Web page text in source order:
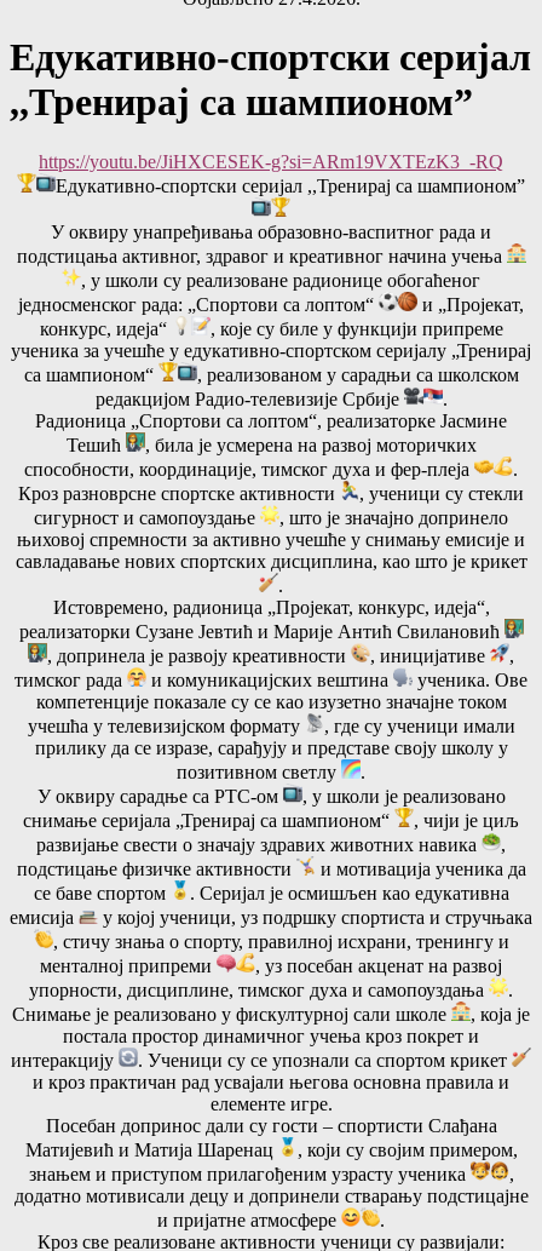
Едукативно-спортски серијал
,,Тренирај са шампионом”
https://youtu.be/JiHXCESEK-g?si=ARm19VXTEzK3_-RQ
Едукативно-спортски серијал ,,Тренирај са шампионом”
У оквиру унапређивања образовно-васпитног рада и
подстицања активног, здравог и креативног начина учења
, у школи су реализоване радионице обогаћеног
једносменског рада: „Спортови са лоптом“
и „Пројекат,
конкурс, идеја“
, које су биле у функцији припреме
ученика за учешће у едукативно-спортском серијалу „Тренирај
са шампионом“
, реализованом у сарадњи са школском
редакцијом Радио-телевизије Србије
.
Радионица „Спортови са лоптом“, реализаторке Јасмине
Тешић
, била је усмерена на развој моторичких
способности, координације, тимског духа и фер-плеја
.
Кроз разноврсне спортске активности
, ученици су стекли
сигурност и самопоуздање
, што је значајно допринело
њиховој спремности за активно учешће у снимању емисије и
савладавање нових спортских дисциплина, као што је крикет
.
Истовремено, радионица „Пројекат, конкурс, идеја“,
реализаторки Сузане Јевтић и Марије Антић Свилановић
, допринела је развоју креативности
, иницијативе
,
тимског рада
и комуникацијских вештина
ученика. Ове
компетенције показале су се као изузетно значајне током
учешћа у телевизијском формату
, где су ученици имали
прилику да се изразе, сарађују и представе своју школу у
позитивном светлу
.
У оквиру сарадње са РТС-ом
, у школи је реализовано
снимање серијала „Тренирај са шампионом“
, чији је циљ
развијање свести о значају здравих животних навика
,
подстицање физичке активности
и мотивација ученика да
се баве спортом
. Серијал је осмишљен као едукативна
емисија
у којој ученици, уз подршку спортиста и стручњака
, стичу знања о спорту, правилној исхрани, тренингу и
менталној припреми
, уз посебан акценат на развој
упорности, дисциплине, тимског духа и самопоуздања
.
Снимање је реализовано у фискултурној сали школе
, која је
постала простор динамичног учења кроз покрет и
интеракцију
. Ученици су се упознали са спортом крикет
и кроз практичан рад усвајали његова основна правила и
елементе игре.
Посебан допринос дали су гости – спортисти Слађана
Матијевић и Матија Шаренац
, који су својим примером,
знањем и приступом прилагођеним узрасту ученика
,
додатно мотивисали децу и допринели стварању подстицајне
и пријатне атмосфере
.
Кроз све реализоване активности ученици су развијали: